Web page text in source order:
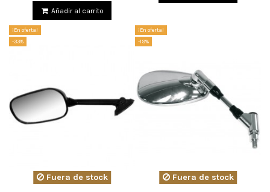
Añadir al carrito
¡En oferta!
-33%
Fuera de stock
¡En oferta!
-19%
Fuera de stock